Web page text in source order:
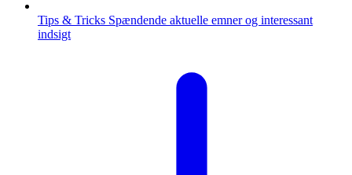
Tips & Tricks Spændende aktuelle emner og interessant
indsigt